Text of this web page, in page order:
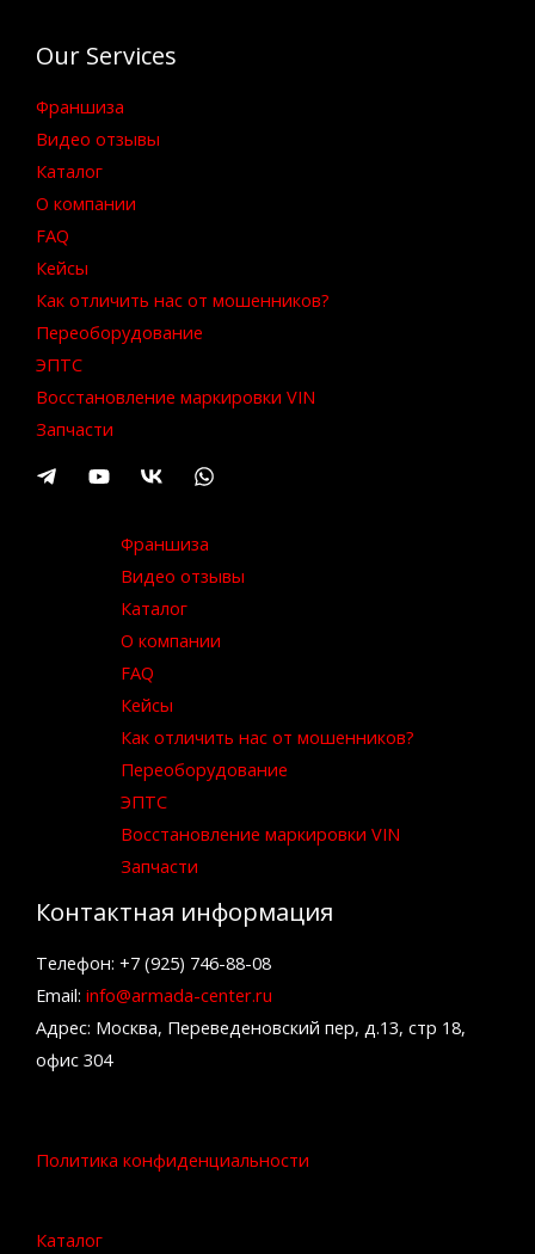
Our Services
Франшиза
Видео отзывы
Каталог
О компании
FAQ
Кейсы
Как отличить нас от мошенников?
Переоборудование
ЭПТС
Восстановление маркировки VIN
Запчасти
Франшиза
Видео отзывы
Каталог
О компании
FAQ
Кейсы
Как отличить нас от мошенников?
Переоборудование
ЭПТС
Восстановление маркировки VIN
Запчасти
Контактная информация
Телефон: +7 (925) 746-88-08
Email: info@armada-center.ru
Адрес: Москва, Переведеновский пер, д.13, стр 18,
офис 304
Политика конфиденциальности
Каталог